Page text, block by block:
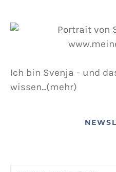
Ich bin Svenja - und
wissen...(mehr)